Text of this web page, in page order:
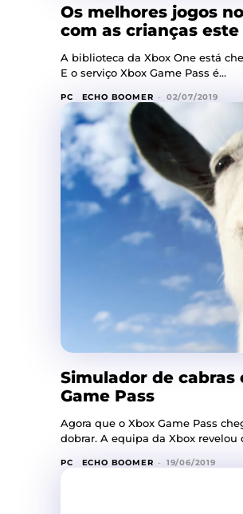
Os melhores jogos
com as crianças este
A biblioteca da Xbox One está
E o serviço Xbox Game Pass é...
PC ECHO BOOMER - 02/07/2019
Simulador de cabras
Game Pass
Agora que o Xbox Game Pass
dobrar. A equipa da Xbox revelou
PC ECHO BOOMER - 19/06/2019